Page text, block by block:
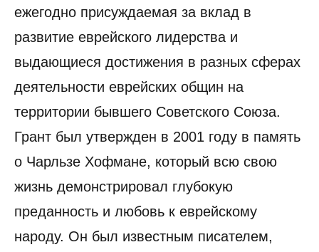
ежегодно присуждаемая за вклад в
развитие еврейского лидерства и
выдающиеся достижения в разных сферах
деятельности еврейских общин на
территории бывшего Советского Союза.
Грант был утвержден в 2001 году в память
о Чарльзе Хофмане, который всю свою
жизнь демонстрировал глубокую
преданность и любовь к еврейскому
народу. Он был известным писателем,